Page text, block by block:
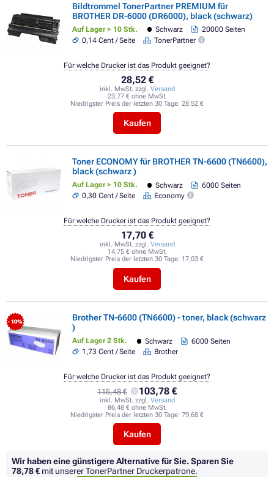
Bildtrommel TonerPartner PREMIUM für
BROTHER DR-6000 (DR6000), black (schwarz)
Auf Lager > 10 Stk. Schwarz
20000 Seiten
0,14 Cent / Seite
TonerPartner
28,52 €
inkl. MwSt. zzgl. Versand
23,77 € ohne MwSt.
Niedrigster Preis der letzten 30 Tage: 28,52 €
Kaufen
Für welche Drucker ist das Produkt geeignet?
Toner ECONOMY für BROTHER TN-6600 (TN6600),
black (schwarz )
Auf Lager > 10 Stk. Schwarz
6000 Seiten
0,30 Cent / Seite
Economy
17,70 €
inkl. MwSt. zzgl. Versand
14,75 € ohne MwSt.
Niedrigster Preis der letzten 30 Tage: 17,03 €
Kaufen
Für welche Drucker ist das Produkt geeignet?
- 10%
Brother TN-6600 (TN6600) - toner, black (schwarz
)
Auf Lager 2 Stk. Schwarz
6000 Seiten
1,73 Cent / Seite
Brother
115,48 € 103,78 €
inkl. MwSt. zzgl. Versand
86,48 € ohne MwSt.
Niedrigster Preis der letzten 30 Tage: 79,68 €
Kaufen
Für welche Drucker ist das Produkt geeignet?
Wir haben eine günstigere Alternative für Sie.Sparen Sie
78,78 € mit unserer TonerPartner Druckerpatrone.